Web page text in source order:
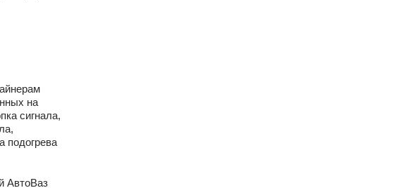
на
сигнала,
подогрева
АвтоВаз